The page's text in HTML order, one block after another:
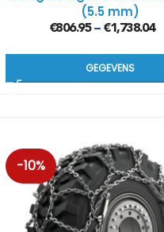
(5.5 mm)
€806.95–€1,738.04
GEGEVENS
-10%